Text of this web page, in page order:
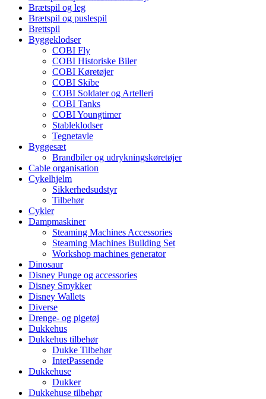
Brætspil og leg
Brætspil og puslespil
Brettspil
Byggeklodser
COBI Fly
COBI Historiske Biler
COBI Køretøjer
COBI Skibe
COBI Soldater og Artelleri
COBI Tanks
COBI Youngtimer
Stableklodser
Tegnetavle
Byggesæt
Brandbiler og udrykningskøretøjer
Cable organisation
Cykelhjelm
Sikkerhedsudstyr
Tilbehør
Cykler
Dampmaskiner
Steaming Machines Accessories
Steaming Machines Building Set
Workshop machines generator
Dinosaur
Disney Punge og accessories
Disney Smykker
Disney Wallets
Diverse
Drenge- og pigetøj
Dukkehus
Dukkehus tilbehør
Dukke Tilbehør
IntetPassende
Dukkehuse
Dukker
Dukkehuse tilbehør